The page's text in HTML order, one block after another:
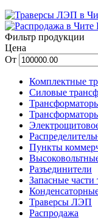
Фильтр продукции
Цена
От
Комплектные
Силовые
Пункты
Разъединители
Запасные части
Траверсы ЛЭП
Распродажа